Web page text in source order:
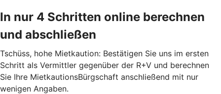
In nur 4 Schritten online berechnen
und abschließen
Tschüss, hohe Mietkaution: Bestätigen Sie uns im ersten
Schritt als Vermittler gegenüber der R+V und berechnen
Sie Ihre MietkautionsBürgschaft anschließend mit nur
wenigen Angaben.